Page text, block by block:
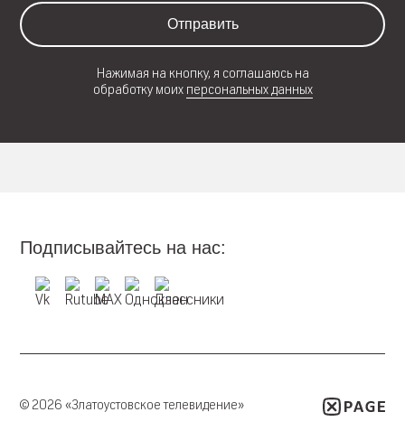
Отправить
Нажимая на кнопку, я соглашаюсь на
обработку моих персональных данных
Подписывайтесь на нас:
© 2026 «Златоустовское телевидение»